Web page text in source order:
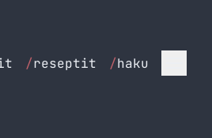
/reseptit /haku